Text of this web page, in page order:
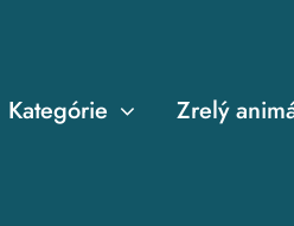
Kategórie Zrelý